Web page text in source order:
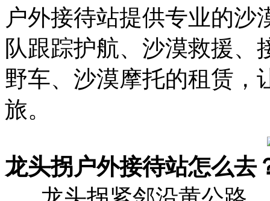
户外接待站提供专业的沙
队跟踪护航、沙漠救援、
野车、沙漠摩托的租赁，
旅。
龙头拐户外接待站怎么去